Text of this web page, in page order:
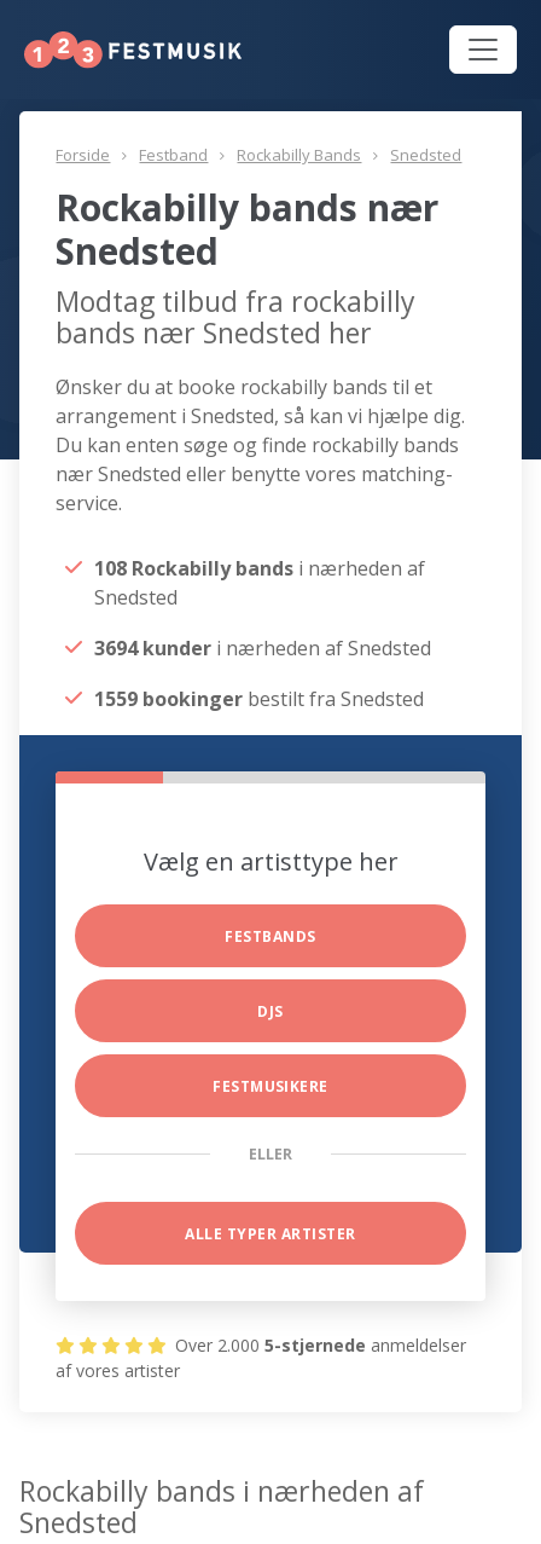
Forside Festband Rockabilly Bands Snedsted
Rockabilly bands nær
Snedsted
Modtag tilbud fra rockabilly
bands nær Snedsted her
Ønsker du at booke rockabilly bands til et
arrangement i Snedsted, så kan vi hjælpe dig.
Du kan enten søge og finde rockabilly bands
nær Snedsted eller benytte vores matching-
service.
108 Rockabilly bands i nærheden af
Snedsted
3694 kunder i nærheden af Snedsted
1559 bookinger bestilt fra Snedsted
Vælg en artisttype her
FESTBANDS
DJS
FESTMUSIKERE
ELLER
ALLE TYPER ARTISTER
Over 2.0005-stjernede anmeldelser
af vores artister
Rockabilly bands i nærheden af
Snedsted